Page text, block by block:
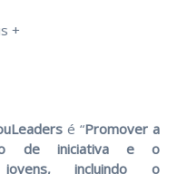
+
é “Promover a
de iniciativa e o
jovens, incluindo o